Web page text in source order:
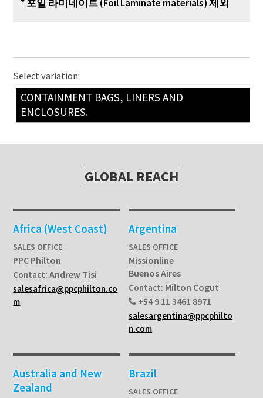
* 포일 라미네이트(Foil Laminate materials)제외
Select variation:
CONTAINMENT BAGS, LINERS AND
ENCLOSURES.
GLOBAL REACH
Africa (West Coast)
SALES OFFICE
PPC Philton
Contact: Andrew Tisi
salesafrica@ppcphilton.co
m
Argentina
SALES OFFICE
Missionline
Buenos Aires
Contact: Milton Cogut
+54 9 11 3461 8971
salesargentina@ppcphilto
n.com
Australia and New
Zealand
Brazil
SALES OFFICE